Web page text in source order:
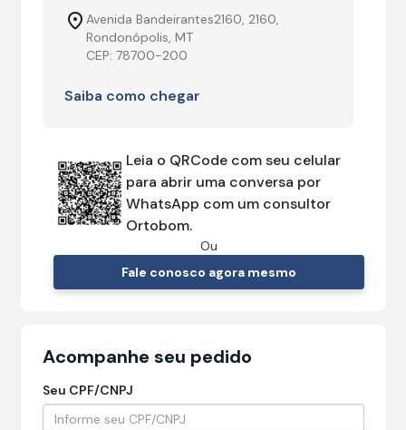
Avenida Bandeirantes2160, 2160,
Rondonópolis, MT
CEP: 78700-200
Saiba como chegar
Leia o QRCode com seu celular
para abrir uma conversa por
WhatsApp com um consultor
Ortobom.
Ou
Fale conosco agora mesmo
Acompanhe seu pedido
Seu CPF/CNPJ